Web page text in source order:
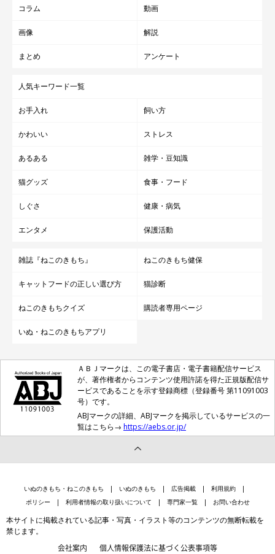
（写真左から）だいふくくん、源次郎くん、さくらちゃん
飼い主さん：
性でいられること——魅力を挙げればきりがないです」
日常でおもしろ可愛いやりとりを見せてくれる源次郎くん、さく
らちゃん、だいふくくん。飼い主さんは今日も、3匹の愛猫と素
敵な時間を過ごしていることでしょうね。
写真提供・取材協力／Instagram（
コラム 動画
画像 解説
まとめ アンケート
人気キーワード一覧
お手入れ 飼い方
かわいい ストレス
あるある 雑学・豆知識
猫グッズ 食事・フード
しぐさ 健康・病気
エンタメ 保護活動
雑誌『ねこのきもち』 ねこのきもち健保
キャットフードの正しい選び方 猫診断
ねこのきもちクイズ 購読者専用ページ
いぬ・ねこのきもちアプリ
ＡＢＪマークは、この電子書店・電子書籍配信サービス
が、著作権者からコンテンツ使用許諾を得た正規版配信サ
ービスであることを示す登録商標（登録番号 第11091003
号）です。
ABJマークの詳細、ABJマークを掲示しているサービスの一
覧はこちら→ https://aebs.or.jp/
いぬのきもち・ねこのきもち いぬのきもち 広告掲載
利用規約
ポリシー
利用者情報の取り扱いについて 専門家一覧 お問い合わせ
本サイトに掲載されている記事・写真・イラスト等のコンテンツの無断転載を
禁じます。
会社案内 個人情報保護法に基づく公表事項等